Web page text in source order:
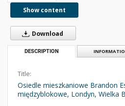
Show content
Download
DESCRIPTION
Title:
Osiedle mieszkaniowe Brandon
międzyblokowe, Londyn, Wielka